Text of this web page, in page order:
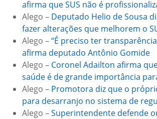
afirma que SUS não é
Alego – Deputado Helio de Sousa
fazer alterações que melhorem o
Alego –“É preciso ter
afirma deputado Antônio Gomide
Alego – Coronel Adailton afirma
saúde é de grande importância
Alego – Promotora diz que o
para desarranjo no sistema de
Alego –Superintendente defende